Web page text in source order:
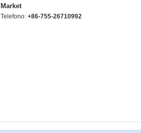
Market
Telefono: +86-755-26710992